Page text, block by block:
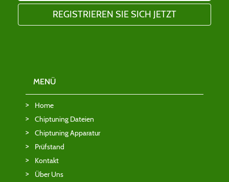
MENÜ
Home
Chiptuning Dateien
Chiptuning Apparatur
Prüfstand
Kontakt
Über Uns